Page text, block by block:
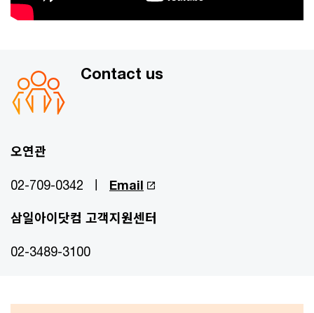
Contact us
오연관
02-709-0342 ㅣ Email
삼일아이닷컴 고객지원센터
02-3489-3100